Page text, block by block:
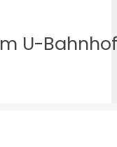
U-Bahnhof